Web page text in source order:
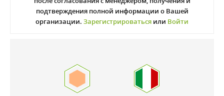
подтверждения полной информации о Вашей
организации. Зарегистрироваться или Войти